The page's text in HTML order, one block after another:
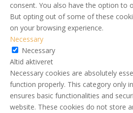
consent. You also have the option to
But opting out of some of these
on your browsing experience.
Necessary
Necessary
Altid aktiveret
Necessary cookies are absolutely
function properly. This category only
ensures basic functionalities and
website. These cookies do not store